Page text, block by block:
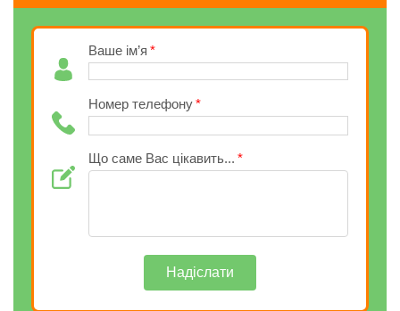
Ваше ім’я
Номер телефону
Що саме Вас цікавить...
Надіслати